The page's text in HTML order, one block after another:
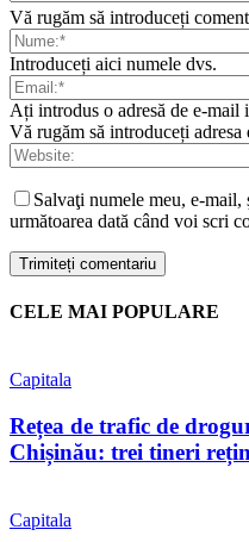
Vă rugăm să introduceți
Introduceți aici numele dvs.
Ați introdus o adresă de e-mail
Vă rugăm să introduceți adresa
Salvaţi numele meu, e-
următoarea dată când voi scri
CELE MAI POPULARE
Capitala
Rețea de trafic de
Chișinău: trei tineri
Capitala